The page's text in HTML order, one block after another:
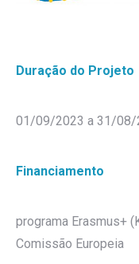
Duração do Projeto
01/09/2023 a 31/08/
Financiamento
programa Erasmus+
Comissão Europeia